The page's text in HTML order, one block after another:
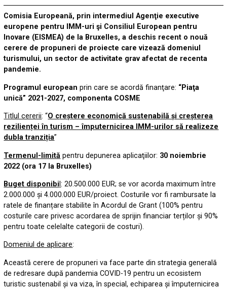
Comisia Europeană, prin intermediul Agenţie executive
europene pentru IMM-uri şi Consiliul European pentru
Inovare (EISMEA) de la Bruxelles, a deschis recent o nouă
cerere de propuneri de proiecte care vizează domeniul
turismului, un sector de activitate grav afectat de recenta
pandemie.
Programul europeanprin care se acordă finanţare: “Piaţa
unică” 2021-2027, componenta COSME
Titlul cererii: “O creștere economică sustenabilă și creșterea
rezilienței în turism – împuternicirea IMM-urilor să realizeze
dubla tranziția”
Termenul-limită pentru depunerea aplicaţiilor: 30 noiembrie
2022 (ora 17 la Bruxelles)
Buget disponibi l: 20.500.000 EUR; se vor acorda maximum între
2.000.000 şi 4.000.000 EUR/proiect. Costurile vor fi rambursate la
ratele de finanțare stabilite în Acordul de Grant (100% pentru
costurile care privesc acordarea de sprijin financiar terților și 90%
pentru toate celelalte categorii de costuri).
Domeniul de aplicare:
Această cerere de propuneri va face parte din strategia generală
de redresare după pandemia COVID-19 pentru un ecosistem
turistic sustenabil și va viza, în special, echiparea și împuternicirea